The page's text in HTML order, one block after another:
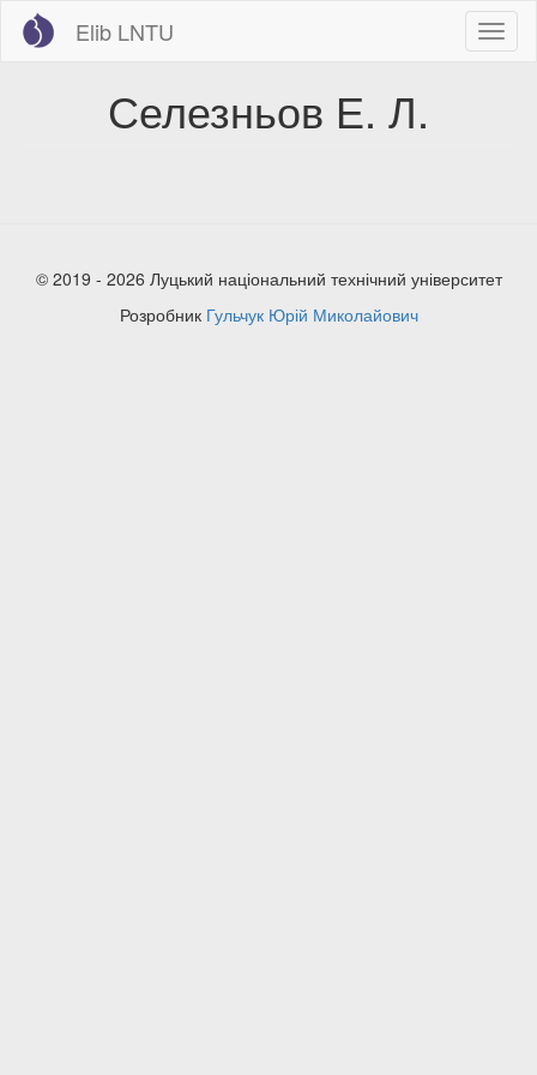
Перейти
Elib LNTU
Селезньов Е. Л.
© 2019 - 2026 Луцький національний технічний університет
Розробник Гульчук Юрій Миколайович